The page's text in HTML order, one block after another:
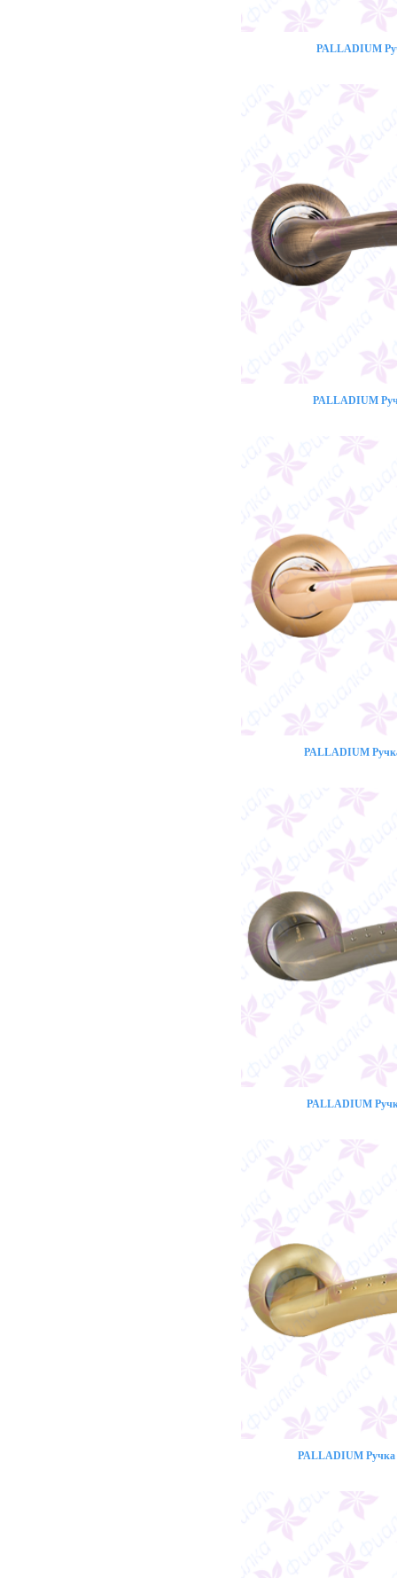
PALLADIUM
PALLADIUM
PALLADIUM
PALLADIUM
PALLADIUM Ручка